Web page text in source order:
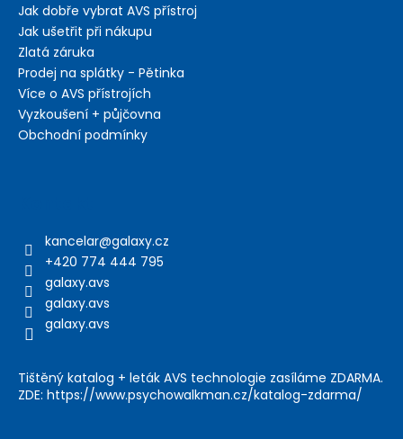
Jak dobře vybrat AVS přístroj
Jak ušetřit při nákupu
Zlatá záruka
Prodej na splátky - Pětinka
Více o AVS přístrojích
Vyzkoušení + půjčovna
Obchodní podmínky
kancelar@galaxy.cz
+420 774 444 795
galaxy.avs
galaxy.avs
galaxy.avs
Tištěný katalog + leták AVS technologie zasíláme ZDARMA.
ZDE: https://www.psychowalkman.cz/katalog-zdarma/